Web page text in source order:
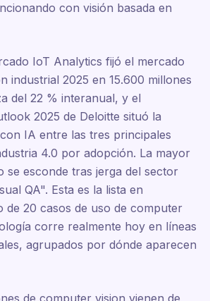
con visión basada en
IoT Analytics fijó el mercado
industrial 2025 en 15.600 millones
del 22 % interanual, y el
2025 de Deloitte situó la
IA entre las tres principales
4.0 por adopción. La mayor
se esconde tras jerga del sector
QA". Esta es la lista en
de 20 casos de uso de computer
corre realmente hoy en líneas
agrupados por dónde aparecen
de computer vision vienen de